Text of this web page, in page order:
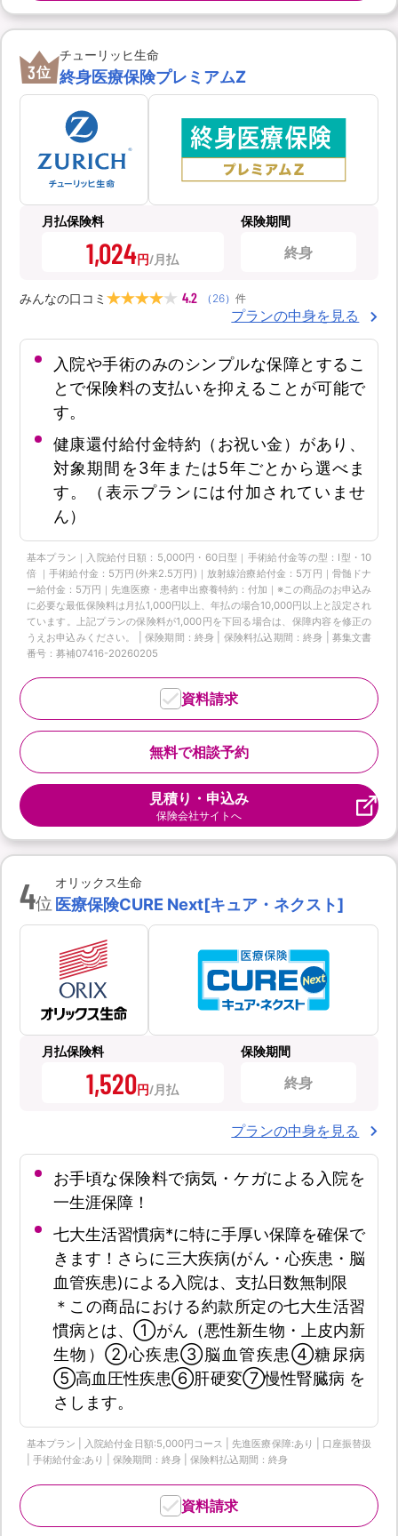
3位
チューリッヒ生命
終身医療保険プレミアムZ
月払保険料
1,024円
保険期間
終身
みんなの口コミ 4.2 （ 26） 件
プランの中身を見る
入院や手術のみのシンプルな保障とするこ
とで保険料の支払いを抑えることが可能で
す。
健康還付給付金特約（お祝い金）があり、
対象期間を3年または5年ごとから選べま
す。（表示プランには付加されていませ
ん）
基本プラン｜入院給付日額：5,000円・60日型｜手術給付金等の型：Ⅰ型・10
倍 ｜手術給付金：5万円(外来2.5万円)｜放射線治療給付金：5万円｜骨髄ドナ
ー給付金：5万円｜先進医療・患者申出療養特約：付加｜※この商品のお申込み
に必要な最低保険料は月払1,000円以上、年払の場合10,000円以上と設定され
ています。上記プランの保険料が1,000円を下回る場合は、保障内容を修正の
うえお申込みください。 | 保険期間：終身 | 保険料払込期間：終身 | 募集文書
番号：募補07416-20260205
無料で相談予約
資料請求
見積り・申込み
保険会社サイトへ
4位
オリックス生命
医療保険CURE Next[キュア・ネクスト]
月払保険料
1,520円
保険期間
終身
プランの中身を見る
お手頃な保険料で病気・ケガによる入院を
一生涯保障！
七大生活習慣病*に特に手厚い保障を確保で
きます！さらに三大疾病(がん・心疾患・脳
血管疾患)による入院は、支払日数無制限
＊この商品における約款所定の七大生活習
慣病とは、①がん（悪性新生物・上皮内新
生物）②心疾患③脳血管疾患④糖尿病
⑤高血圧性疾患⑥肝硬変⑦慢性腎臓病 を
さします。
基本プラン | 入院給付金日額:5,000円コース | 先進医療保障:あり | 口座振替扱
| 手術給付金:あり | 保険期間：終身 | 保険料払込期間：終身
資料請求